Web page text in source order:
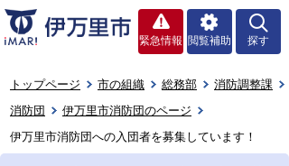
緊急情報 閲覧補助 探す
トップページ 市の組織 総務部
消防調整課
消防団
伊万里市消防団のページ
伊万里市消防団への入団者を募集しています！